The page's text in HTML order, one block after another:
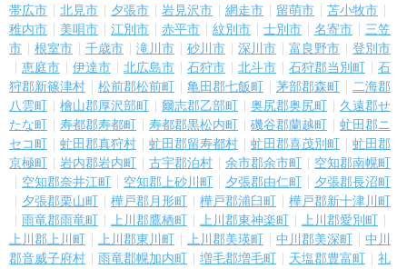
帯広市
北見市 夕張市 岩見沢市 網走市 留萌市
苫小牧市
稚内市
美唄市 江別市 赤平市 紋別市 士別市 名寄市
三笠
市
根室市 千歳市 滝川市 砂川市 深川市 富良野市
登別市
恵庭市
伊達市 北広島市 石狩市 北斗市 石狩郡当別町
石
狩郡新篠津村
松前郡松前町 亀田郡七飯町 茅部郡森町
二海郡
八雲町
檜山郡厚沢部町 爾志郡乙部町 奥尻郡奥尻町
久遠郡せ
たな町
寿都郡寿都町 寿都郡黒松内町 磯谷郡蘭越町
虻田郡ニ
セコ町
虻田郡真狩村 虻田郡留寿都村 虻田郡喜茂別町
虻田郡
京極町
岩内郡岩内町 古宇郡泊村 余市郡余市町
空知郡南幌町
空知郡奈井江町
空知郡上砂川町 夕張郡由仁町
夕張郡長沼町
夕張郡栗山町
樺戸郡月形町 樺戸郡浦臼町
樺戸郡新十津川町
雨竜郡雨竜町
上川郡鷹栖町 上川郡東神楽町
上川郡愛別町
上川郡上川町
上川郡東川町 上川郡美瑛町 中川郡美深町
中川
郡音威子府村
雨竜郡幌加内町 増毛郡増毛町 天塩郡豊富町
礼